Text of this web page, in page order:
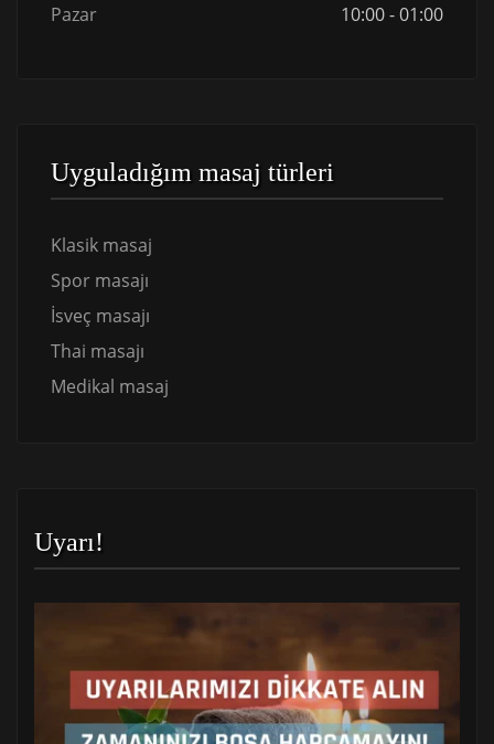
Pazar
10:00 - 01:00
Uyguladığım masaj türleri
Klasik masaj
Spor masajı
İsveç masajı
Thai masajı
Medikal masaj
Uyarı!